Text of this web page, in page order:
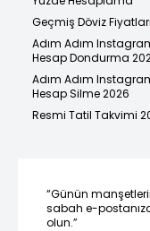
Geçmiş Döviz Fiyatları
Adım Adım
Hesap Dondurma
Adım Adım
Hesap Silme 2026
Resmi Tatil Takvimi
“Günün
sabah e-
olun.”